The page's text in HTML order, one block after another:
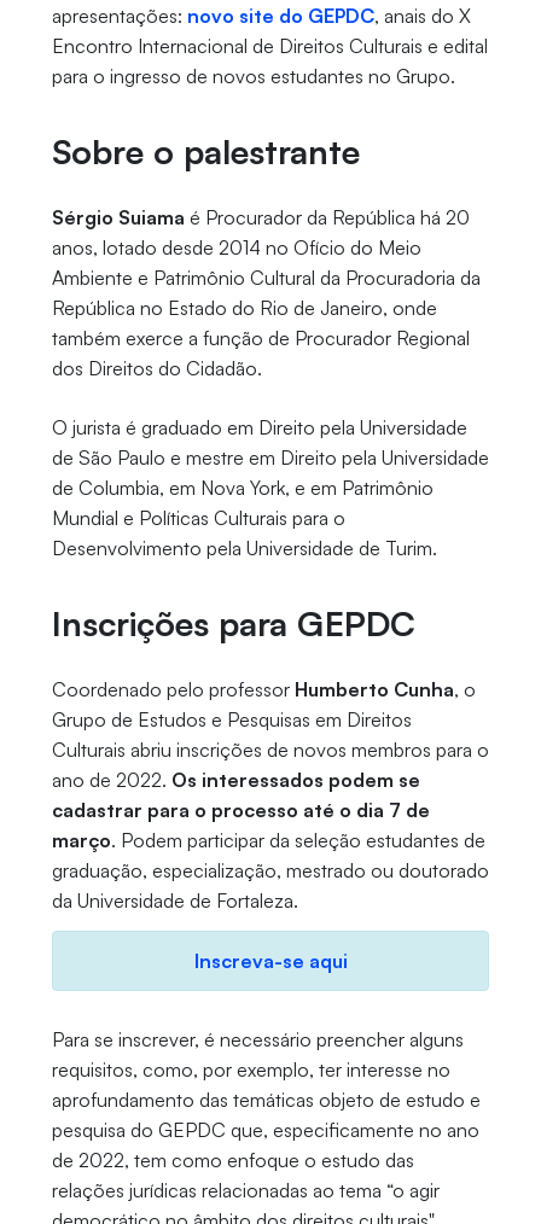
apresentações: novo site do GEPDC, anais do X
Encontro Internacional de Direitos Culturais e edital
para o ingresso de novos estudantes no Grupo.
Sobre o palestrante
Sérgio Suiama é Procurador da República há 20
anos, lotado desde 2014 no Ofício do Meio
Ambiente e Patrimônio Cultural da Procuradoria da
República no Estado do Rio de Janeiro, onde
também exerce a função de Procurador Regional
dos Direitos do Cidadão.
O jurista é graduado em Direito pela Universidade
de São Paulo e mestre em Direito pela Universidade
de Columbia, em Nova York, e em Patrimônio
Mundial e Políticas Culturais para o
Desenvolvimento pela Universidade de Turim.
Inscrições para GEPDC
Coordenado pelo professor Humberto Cunha, o
Grupo de Estudos e Pesquisas em Direitos
Culturais abriu inscrições de novos membros para o
ano de 2022. Os interessados podem se
cadastrar para o processo até o dia 7 de
março. Podem participar da seleção estudantes de
graduação, especialização, mestrado ou doutorado
da Universidade de Fortaleza.
Inscreva-se aqui
Para se inscrever, é necessário preencher alguns
requisitos, como, por exemplo, ter interesse no
aprofundamento das temáticas objeto de estudo e
pesquisa do GEPDC que, especificamente no ano
de 2022, tem como enfoque o estudo das
relações jurídicas relacionadas ao tema “o agir